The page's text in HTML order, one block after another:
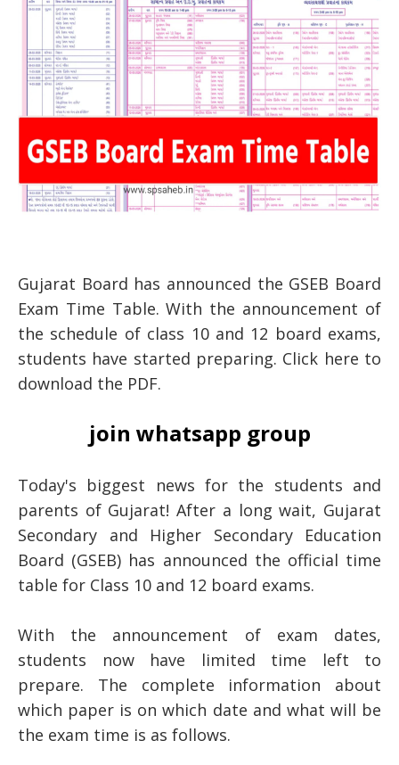
Gujarat Board has announced the GSEB Board
Exam Time Table. With the announcement of
the schedule of class 10 and 12 board exams,
students have started preparing. Click here to
download the PDF.
join whatsapp group
Today's biggest news for the students and
parents of Gujarat! After a long wait, Gujarat
Secondary and Higher Secondary Education
Board (GSEB) has announced the official time
table for Class 10 and 12 board exams.
With the announcement of exam dates,
students now have limited time left to
prepare. The complete information about
which paper is on which date and what will be
the exam time is as follows.